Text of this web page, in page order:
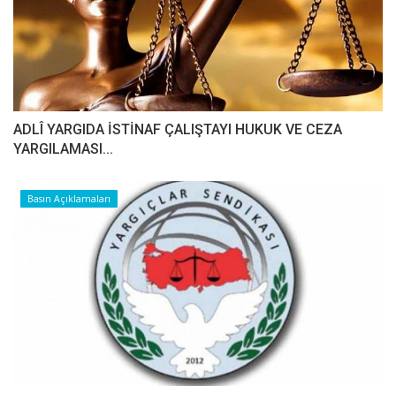
ADLÎ YARGIDA İSTİNAF ÇALIŞTAYI HUKUK VE CEZA
YARGILAMASI...
Basın Açıklamaları